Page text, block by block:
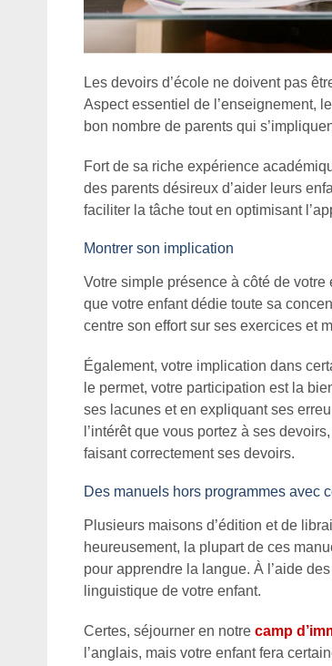
Les devoirs d’école ne doivent pas
Aspect essentiel de l’enseignement,
bon nombre de parents qui
Fort de sa riche expérience
des parents désireux d’aider leurs
faciliter la tâche tout en optimisant
Montrer son implication
Votre simple présence à côté de
que votre enfant dédie toute sa
centre son effort sur ses exercices et
Également, votre implication dans
le permet, votre participation est la
ses lacunes et en expliquant ses
l’intérêt que vous portez à ses
faisant correctement ses devoirs.
Des manuels hors programmes avec
Plusieurs maisons d’édition et de
heureusement, la plupart de ces
pour apprendre la langue. À l’aide
linguistique de votre enfant.
Certes, séjourner en notre camp
l’anglais, mais votre enfant fera